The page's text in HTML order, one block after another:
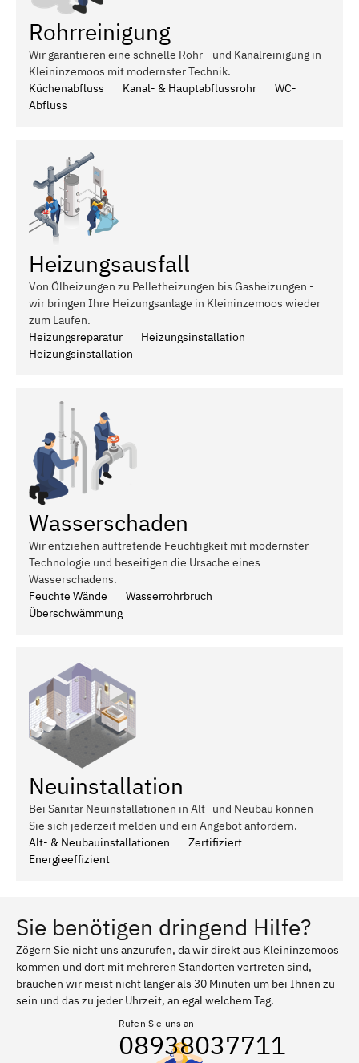
Rohrreinigung
Wir garantieren eine schnelle Rohr - und Kanalreinigung in
Kleininzemoos mit modernster Technik.
Küchenabfluss
Kanal- & Hauptabflussrohr
WC-
Abfluss
Heizungsausfall
Von Ölheizungen zu Pelletheizungen bis Gasheizungen -
wir bringen Ihre Heizungsanlage in Kleininzemoos wieder
zum Laufen.
Heizungsreparatur
Heizungsinstallation
Heizungsinstallation
Wasserschaden
Wir entziehen auftretende Feuchtigkeit mit modernster
Technologie und beseitigen die Ursache eines
Wasserschadens.
Feuchte Wände
Wasserrohrbruch
Überschwämmung
Neuinstallation
Bei Sanitär Neuinstallationen in Alt- und Neubau können
Sie sich jederzeit melden und ein Angebot anfordern.
Alt- & Neubauinstallationen
Zertifiziert
Energieeffizient
Sie benötigen dringend Hilfe?
Zögern Sie nicht uns anzurufen, da wir direkt aus Kleininzemoos
kommen und dort mit mehreren Standorten vertreten sind,
brauchen wir meist nicht länger als 30 Minuten um bei Ihnen zu
sein und das zu jeder Uhrzeit, an egal welchem Tag.
Rufen Sie uns an
08938037711